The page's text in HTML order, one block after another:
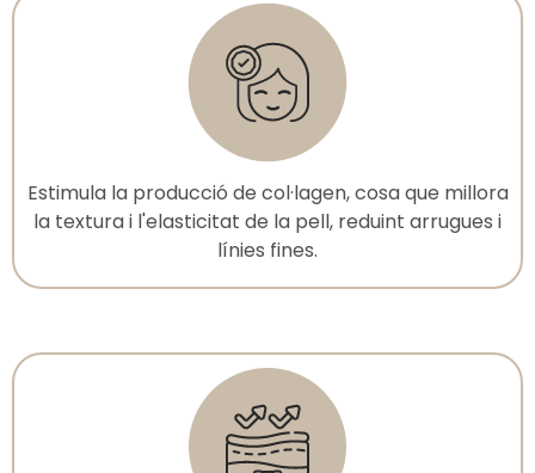
Estimula la producció de col·lagen, cosa que millora
la textura i l'elasticitat de la pell, reduint arrugues i
línies fines.